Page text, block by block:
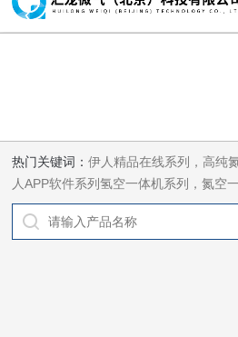
热门关键词：伊人精品在线系列，高纯
人APP软件系列氢空一体机系列，氮空
机系列，气体净化器系列，代理日本
仪器，代理南韩SitekPH/离子计，DO